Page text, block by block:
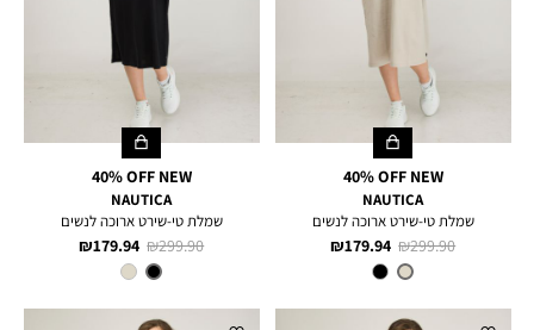
40% OFF NEW
NAUTICA
שמלת טי-שירט ארוכה לנשים
מחיר
מוצר
179.94 ₪
מחיר
299.90 ₪
צבע
TAUPE
40% OFF NEW
NAUTICA
שמלת טי-שירט ארוכה לנשים
מחיר
מוצר
179.94 ₪
מחיר
299.90 ₪
צבע
BLACK